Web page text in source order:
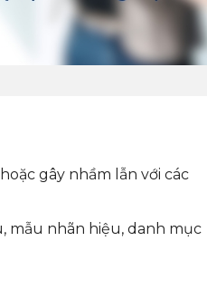
gây nhầm lẫn với các
mẫu nhãn hiệu, danh mục